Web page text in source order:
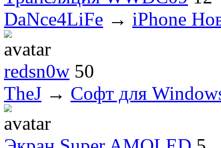
DaNce4LiFe → iPhone
redsn0w 50
TheJ → Софт для